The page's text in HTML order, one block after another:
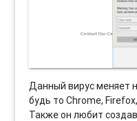
Данный вирус меняет
будь то Chrome,
Также он любит